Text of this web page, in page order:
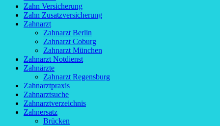
Zahn Versicherung
Zahn Zusatzversicherung
Zahnarzt
Zahnarzt Berlin
Zahnarzt Coburg
Zahnarzt München
Zahnarzt Notdienst
Zahnärzte
Zahnarzt Regensburg
Zahnarztpraxis
Zahnarztsuche
Zahnarztverzeichnis
Zahnersatz
Brücken